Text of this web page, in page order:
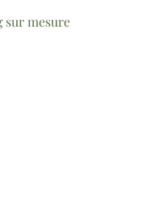
sur mesure